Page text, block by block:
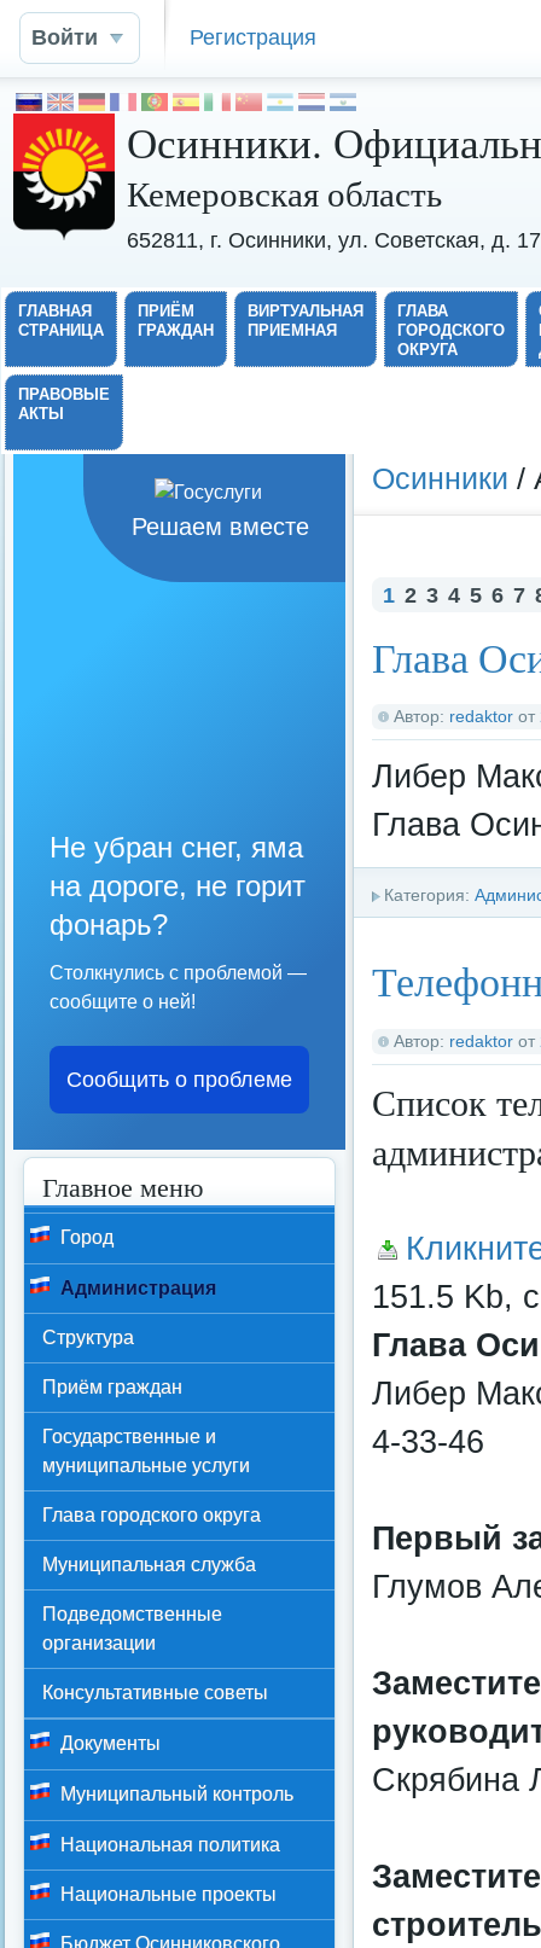
Войти Регистрация
Осинники.
Кемеровская область
652811, г. Осинники, ул. Советская, д.
ГЛАВНАЯ
СТРАНИЦА
ПРИЁМ
ГРАЖДАН
ВИРТУАЛЬНАЯ
ПРИЕМНАЯ
ГЛАВА
ГОРОДСКОГО
ОКРУГА
ПРАВОВЫЕ
АКТЫ
Осинники /
1 2 3 4 5 6 7
Глава
Автор: redaktor от
Либер
Глава
Категория:
Автор: redaktor от
Список
151.5 Kb,
Глава
Либер
4-33-46
Первый
Глумов
Скрябина
Решаем вместе
Не убран снег, яма
на дороге, не горит
фонарь?
Столкнулись с проблемой —
сообщите о ней!
Сообщить о проблеме
Главное меню
Город
Администрация
Структура
Приём граждан
Государственные и
муниципальные услуги
Глава городского округа
Муниципальная служба
Подведомственные
организации
Консультативные советы
Документы
Муниципальный контроль
Национальная политика
Национальные проекты
Бюджет Осинниковского